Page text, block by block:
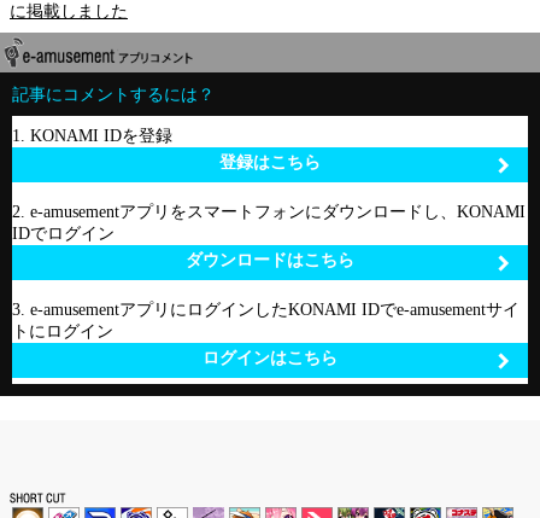
に掲載しました
記事にコメントするには？
1. KONAMI IDを登録
登録はこちら
2. e-amusementアプリをスマートフォンにダウンロードし、KONAMI
IDでログイン
ダウンロードはこちら
3. e-amusementアプリにログインしたKONAMI IDでe-amusementサイ
トにログイン
ログインはこちら